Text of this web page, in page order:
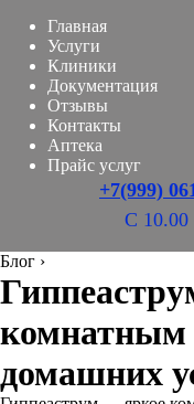
Главная
Услуги
Клиники
Документация
Отзывы
Контакты
Аптека
Прайс услуг
+7(999)
С 10.00
Блог ›
комнатным
домашних